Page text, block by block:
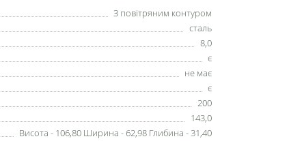
З повітряним контуром
сталь
8,0
є
не має
є
200
143,0
Висота - 106,80 Ширина - 62,98 Глибина - 31,40